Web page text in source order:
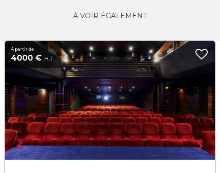
À VOIR ÉGALEMENT
À partir de
4000 € H.T